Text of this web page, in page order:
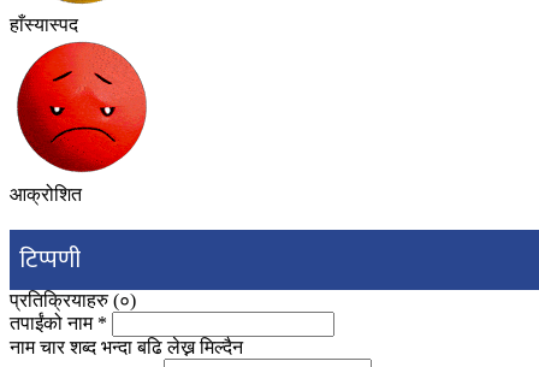
हाँस्यास्पद
आक्रोशित
टिप्पणी
प्रतिक्रियाहरु (०)
तपाईंको नाम *
नाम चार शब्द भन्दा बढि लेख्न मिल्दैन